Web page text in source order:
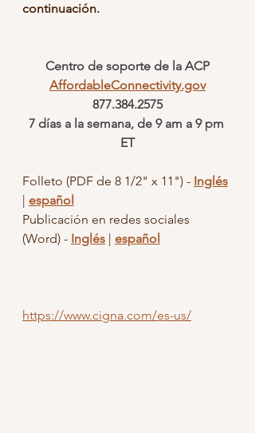
continuación.
Centro de soporte de la ACP
AffordableConnectivity.gov
877.384.2575
7 días a la semana, de 9 am a 9 pm
ET
Folleto (PDF de 8 1/2" x 11") - Inglés
español
Publicación en redes sociales
(Word) - Inglés español
https://www.cigna.com/es-us/